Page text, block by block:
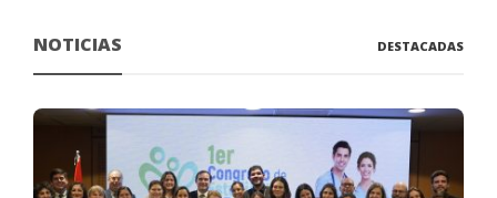
NOTICIAS DESTACADAS